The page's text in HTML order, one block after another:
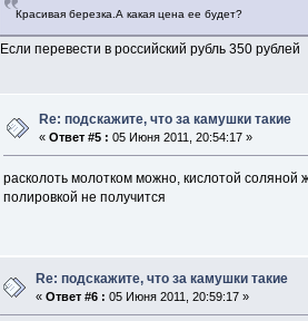
Красивая березка.А какая цена ее будет?
Если перевести в российский рубль 350 рублей
Re: подскажите, что за камушки такие
«Ответ #5 : 05 Июня 2011, 20:54:17 »
расколоть молотком можно, кислотой соляной
полировкой не получится
Re: подскажите, что за камушки такие
«Ответ #6 : 05 Июня 2011, 20:59:17 »